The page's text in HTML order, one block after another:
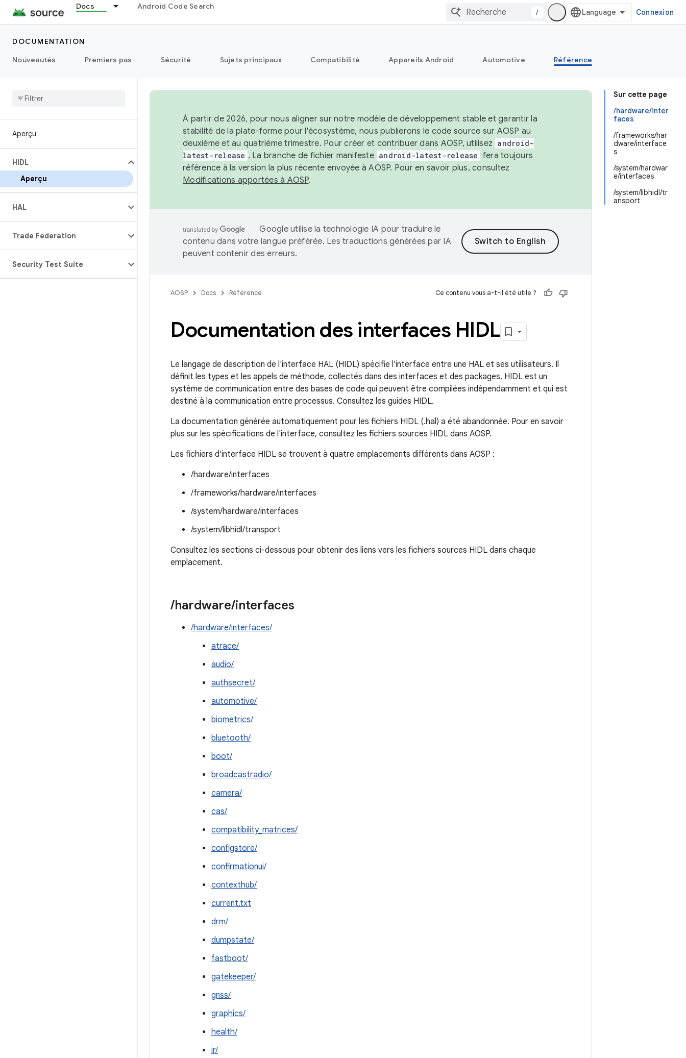
Docs Android Code Search
/ Connexion
DOCUMENTATION
Nouveautés
Premiers pas Sécurité Sujets principaux Compatibilité Appareils Android Automotive Référence
Aperçu
HIDL
Aperçu
HAL
Trade Federation
Security Test Suite
Sur cette page
/hardware/inter
faces
/frameworks/har
dware/interface
s
/system/hardwar
e/interfaces
/system/libhidl/tr
ansport
À partir de 2026, pour nous aligner sur notre modèle de développement stable et garantir la
stabilité de la plate-forme pour l'écosystème, nous publierons le code source sur AOSP au
deuxième et au quatrième trimestre. Pour créer et contribuer dans AOSP, utilisez android-
latest-release . La branche de fichier manifeste android-latest-release fera toujours
référence à la version la plus récente envoyée à AOSP. Pour en savoir plus, consultez
Modifications apportées à AOSP.
Google utilise la technologie IA pour traduire le
contenu dans votre langue préférée. Les traductions générées par IA
peuvent contenir des erreurs.
AOSP Docs Référence Ce contenu vous a-t-il été utile ?
Documentation des interfaces HIDL
Le langage de description de l'interface HAL (HIDL) spécifie l'interface entre une HAL et ses utilisateurs. Il
définit les types et les appels de méthode, collectés dans des interfaces et des packages. HIDL est un
système de communication entre des bases de code qui peuvent être compilées indépendamment et qui est
destiné à la communication entre processus. Consultez les guides HIDL.
La documentation générée automatiquement pour les fichiers HIDL (.hal) a été abandonnée. Pour en savoir
plus sur les spécifications de l'interface, consultez les fichiers sources HIDL dans AOSP.
Les fichiers d'interface HIDL se trouvent à quatre emplacements différents dans AOSP :
/hardware/interfaces
/frameworks/hardware/interfaces
/system/hardware/interfaces
/system/libhidl/transport
Consultez les sections ci-dessous pour obtenir des liens vers les fichiers sources HIDL dans chaque
emplacement.
/hardware/interfaces
/hardware/interfaces/
atrace/
audio/
authsecret/
automotive/
biometrics/
bluetooth/
boot/
broadcastradio/
camera/
cas/
compatibility_matrices/
configstore/
confirmationui/
contexthub/
current.txt
drm/
dumpstate/
fastboot/
gatekeeper/
gnss/
graphics/
health/
ir/